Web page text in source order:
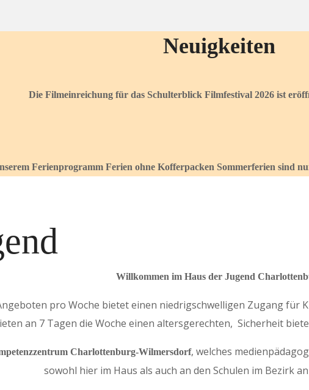
Neuigkeiten
Die Filmeinreichung für das Schulterblick Filmfestival 2026 ist
Ferienprogramm Ferien ohne Kofferpacken Sommerferien sind
Willkommen im Haus der Jugend
pro Woche bietet einen niedrigschwelligen Zugang für
an 7 Tagen die Woche einen altersgerechten, Sicherheit
Charlottenburg-Wilmersdorf, welches
sowohl hier im Haus als auch an den Schulen im Bezirk